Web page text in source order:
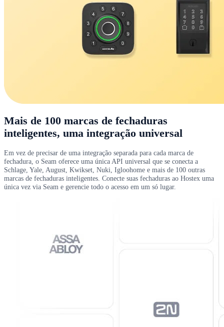
Mais de 100 marcas de fechaduras
inteligentes, uma integração universal
Em vez de precisar de uma integração separada para cada marca de
fechadura, o Seam oferece uma única API universal que se conecta a
Schlage, Yale, August, Kwikset, Nuki, Igloohome e mais de 100 outras
marcas de fechaduras inteligentes. Conecte suas fechaduras ao Hostex uma
única vez via Seam e gerencie todo o acesso em um só lugar.